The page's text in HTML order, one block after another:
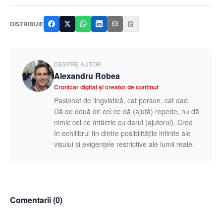
DISTRIBUIE
DESPRE AUTOR
Alexandru Robea
Cronicar digital și creator de conținut
Pasionat de lingvistică, cat person, cat dad.
Dă de două ori cel ce dă (ajută) repede, nu dă
nimic cel ce întârzie cu darul (ajutorul). Cred
în echilibrul fin dintre posibilitățile infinite ale
visului și exigențele restrictive ale lumii reale.
Comentarii (0)